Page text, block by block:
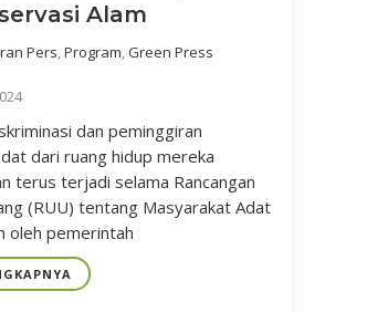
Alam
Pers,Program,Green Press
dan peminggiran
dari ruang hidup mereka
terus terjadi selama Rancangan
(RUU) tentang Masyarakat Adat
oleh pemerintah